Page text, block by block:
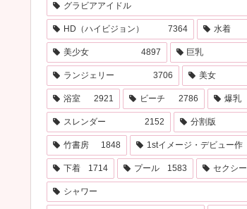
グラビアアイドル
HD（ハイビジョン） 7364 水着
美少女 4897 巨乳
ランジェリー 3706 美女
浴室 2921 ビーチ 2786 爆乳
スレンダー 2152 分割版
竹書房 1848 1stイメージ・デビュー作
下着 1714 プール 1583 セクシー
シャワー